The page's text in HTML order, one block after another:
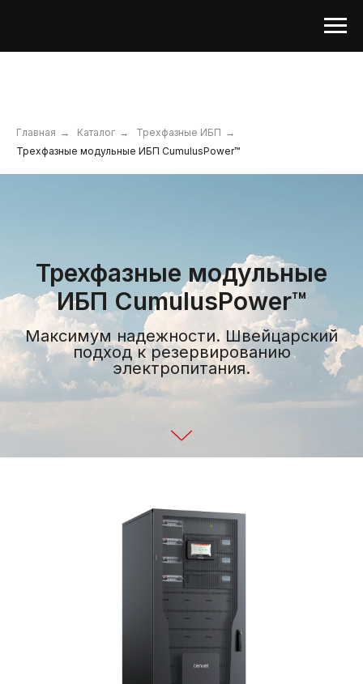
Главная → Каталог → Трехфазные ИБП →
Трехфазные модульные ИБП CumulusPower™
Трехфазные модульные
ИБП CumulusPower™
Максимум надежности. Швейцарский
подход к резервированию
электропитания.